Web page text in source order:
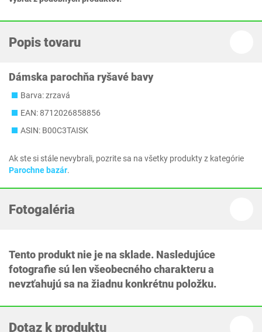
Popis tovaru
Dámska parochňa ryšavé bavy
Barva: zrzavá
EAN: 8712026858856
ASIN: B00C3TAISK
Ak ste si stále nevybrali, pozrite sa na všetky produkty z kategórie
Parochne bazár.
Fotogaléria
Tento produkt nie je na sklade. Nasledujúce
fotografie sú len všeobecného charakteru a
nevzťahujú sa na žiadnu konkrétnu položku.
Dotaz k produktu